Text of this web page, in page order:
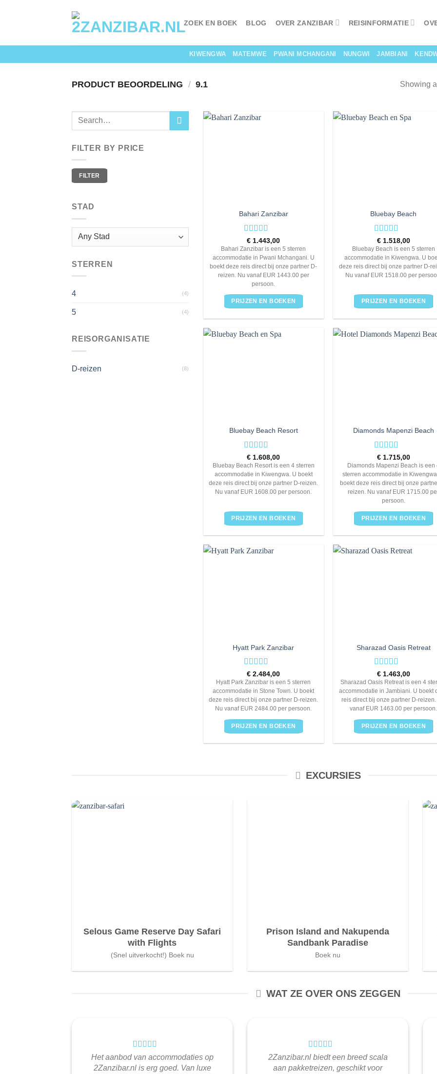
ZOEK EN BOEK BLOG OVER ZANZIBAR REISINFORMATIE
KIWENGWA MATEMWE PWANI MCHANGANI NUNGWI JAMBIANI
PRODUCT BEOORDELING / 9.1 Showing
FILTER BY PRICE
Min
price
Max
priceFILTER
STAD
STERREN
4 (4)
5 (4)
REISORGANISATIE
D-reizen (8)
Bahari Zanzibar
Rated5out
of 5
€ 1.443,00
Bahari Zanzibar is een 5 sterren
accommodatie in Pwani Mchangani. U
boekt deze reis direct bij onze partner D-
reizen. Nu vanaf EUR 1443.00 per
persoon.
PRIJZEN EN BOEKEN
Bluebay Beach
Rated5out
of 5
€1.518,00
Bluebay Beach is een 5 sterren
accommodatie in Kiwengwa. U
deze reis direct bij onze partner D-
Nu vanaf EUR 1518.00 per
PRIJZEN EN BOEKEN
Bluebay Beach Resort
Rated4
out of 5
€ 1.608,00
Bluebay Beach Resort is een 4 sterren
accommodatie in Kiwengwa. U boekt
deze reis direct bij onze partner D-reizen.
Nu vanaf EUR 1608.00 per persoon.
PRIJZEN EN BOEKEN
Diamonds Mapenzi Beach
Rated4
out of 5
€1.715,00
Diamonds Mapenzi Beach is een
sterren accommodatie in
boekt deze reis direct bij onze
reizen. Nu vanaf EUR 1715.00
persoon.
PRIJZEN EN BOEKEN
Hyatt Park Zanzibar
Rated5out
of 5
€ 2.484,00
Hyatt Park Zanzibar is een 5 sterren
accommodatie in Stone Town. U boekt
deze reis direct bij onze partner D-reizen.
Nu vanaf EUR 2484.00 per persoon.
PRIJZEN EN BOEKEN
Sharazad Oasis Retreat
Rated4
out of 5
€1.463,00
Sharazad Oasis Retreat is een 4
accommodatie in Jambiani. U boekt
reis direct bij onze partner D-reizen.
vanaf EUR 1463.00 per persoon.
PRIJZEN EN BOEKEN
EXCURSIES
Selous Game Reserve Day Safari
with Flights
(Snel uitverkocht!) Boek nu
Prison Island and Nakupenda
Sandbank Paradise
Boek nu
WAT ZE OVER ONS ZEGGEN
Het aanbod van accommodaties op
2Zanzibar.nl is erg goed. Van luxe
2Zanzibar.nl biedt een breed scala
aan pakketreizen, geschikt voor